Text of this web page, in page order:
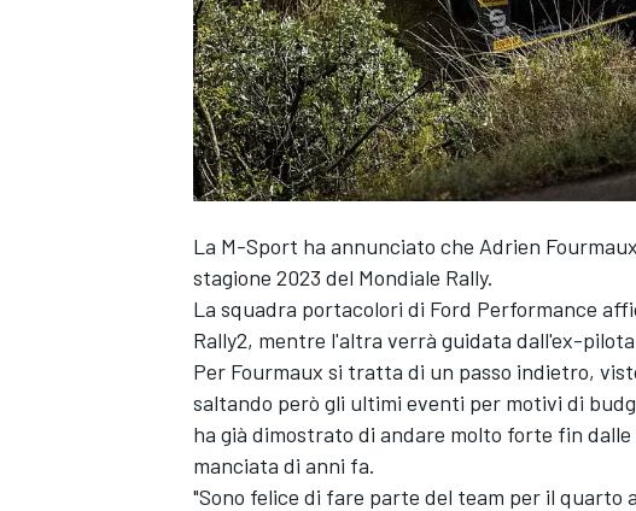
MONOPOSTO
La M-Sport ha annunciato che Adrien Fourmaux
stagione 2023 del Mondiale Rally.
La squadra portacolori di Ford Performance
Rally2, mentre l'altra verrà guidata dall'ex-
Per Fourmaux si tratta di un passo indietro,
saltando però gli ultimi eventi per motivi di
ha già dimostrato di andare molto forte fin
manciata di anni fa.
"Sono felice di fare parte del team per il quarto